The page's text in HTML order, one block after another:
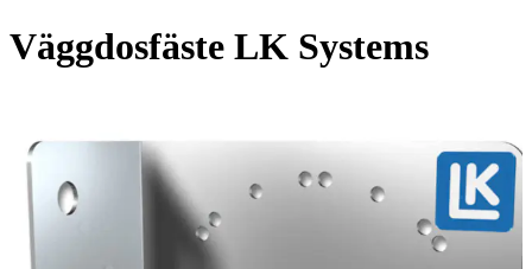
Väggdosfäste LK Systems